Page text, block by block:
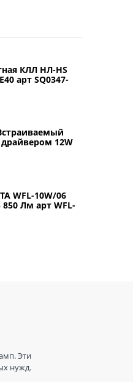
КЛЛ НЛ-HS
арт SQ0347-
12W
WFL-10W/06
850 Лм арт WFL-
Эти
нужд.